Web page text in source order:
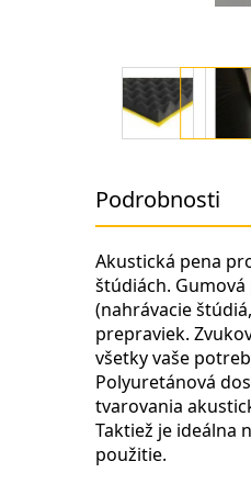
začiatok
galérie
Podrobnosti
Akustická pena
štúdiách.
(nahrávacie
prepraviek.
všetky vaše
Polyuretánová
tvarovania
Taktiež je ideálna
použitie.